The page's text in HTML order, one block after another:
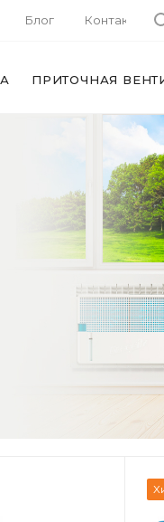
Блог Контакты
ПРИТОЧНАЯ